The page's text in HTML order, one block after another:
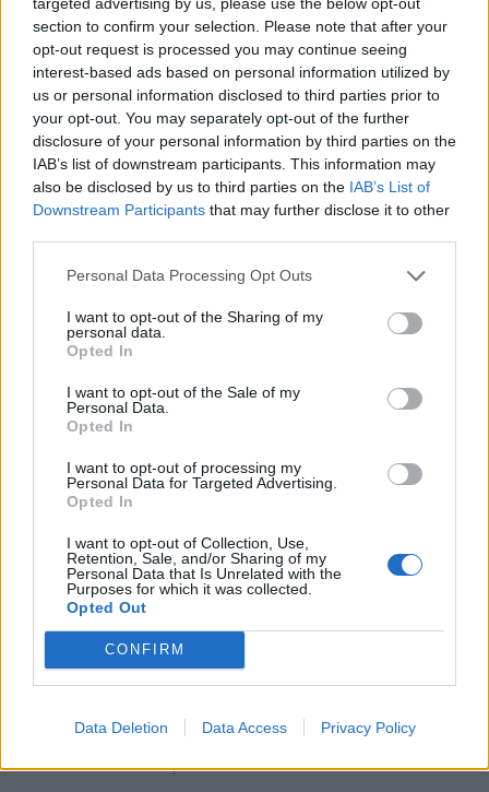
section to confirm your selection. Please note that after your
opt-out request is processed you may continue seeing
interest-based ads based on personal information utilized by
us or personal information disclosed to third parties prior to
your opt-out. You may separately opt-out of the further
disclosure of your personal information by third parties on the
IAB’s list of downstream participants. This information may
also be disclosed by us to third parties on the IAB’s List of
Downstream Participants that may further disclose it to other
Personal Data Processing Opt Outs
I want to opt-out of the Sharing of my
personal data.
Opted In
I want to opt-out of the Sale of my
Personal Data.
Opted In
I want to opt-out of processing my
Personal Data for Targeted Advertising.
Opted In
I want to opt-out of Collection, Use,
Retention, Sale, and/or Sharing of my
Personal Data that Is Unrelated with the
Purposes for which it was collected.
Opted Out
CONFIRM
Data Deletion Data Access Privacy Policy
·Ti stimo ·Rispondi
Cotone :Thaimax tu eri presente 🫡
1
13 Aprile alle ore 20:46
·Ti stimo· Rispondi
13 Aprile alle ore 20:49
Bronsequerte: Ma sei quello che cogliendo cotone
coglione correndo?
Ti stimo·Rispondi
13 Aprile alle ore 20:49
·Ti stimo·Rispondi